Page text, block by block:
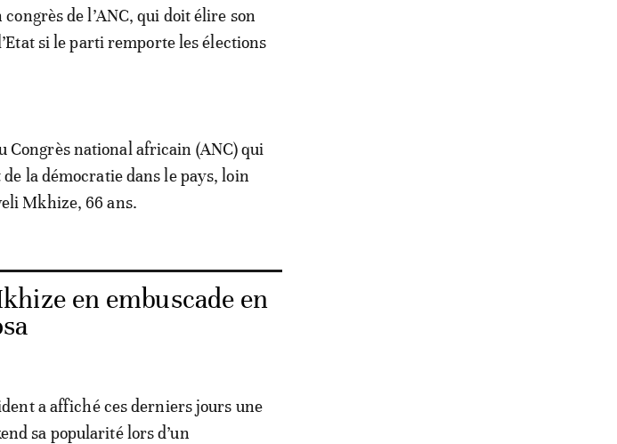
de l’ANC, qui doit élire son
si le parti remporte les élections
Congrès national africain (ANC) qui
la démocratie dans le pays, loin
Mkhize, 66 ans.
en embuscade en
a affiché ces derniers jours une
sa popularité lors d’un